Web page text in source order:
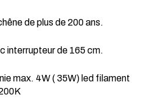
de plus de 200 ans.
interrupteur de 165 cm.
max. 4W ( 35W) led filament